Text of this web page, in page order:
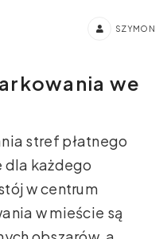
SZYMON
we
stref płatnego
dla każdego
w centrum
w mieście są